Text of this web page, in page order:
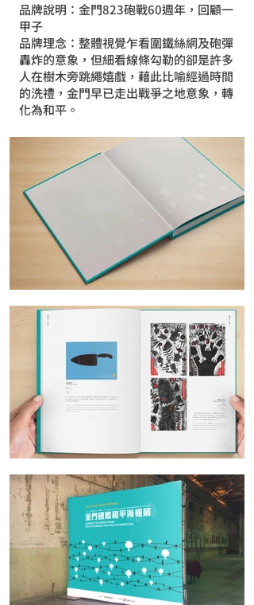
品牌說明：金門823砲戰60週年，回顧一
甲子
品牌理念：整體視覺乍看圍鐵絲網及砲彈
轟炸的意象，但細看線條勾勒的卻是許多
人在樹木旁跳繩嬉戲，藉此比喻經過時間
的洗禮，金門早已走出戰爭之地意象，轉
化為和平。